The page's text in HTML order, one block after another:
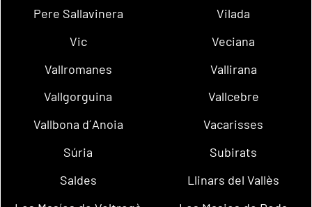
Pere Sallavinera
Vilada
Vic
Veciana
Vallromanes
Vallirana
Vallgorguina
Vallcebre
Vallbona d´Anoia
Vacarisses
Súria
Subirats
Saldes
Llinars del Vallès